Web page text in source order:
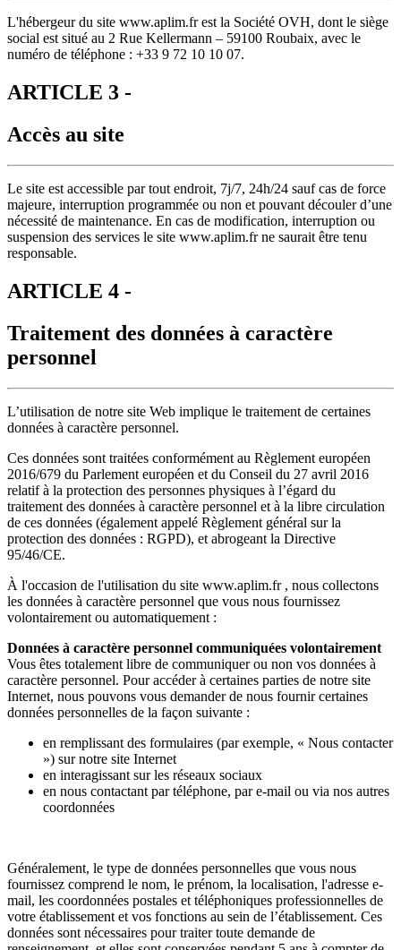
L'hébergeur du site www.aplim.fr est la Société OVH, dont le siège
social est situé au 2 Rue Kellermann – 59100 Roubaix, avec le
numéro de téléphone : +33 9 72 10 10 07.
ARTICLE 3 -
Accès au site
Le site est accessible par tout endroit, 7j/7, 24h/24 sauf cas de force
majeure, interruption programmée ou non et pouvant découler d’une
nécessité de maintenance. En cas de modification, interruption ou
suspension des services le site www.aplim.fr ne saurait être tenu
responsable.
ARTICLE 4 -
Traitement des données à caractère
personnel
L’utilisation de notre site Web implique le traitement de certaines
données à caractère personnel.
Ces données sont traitées conformément au Règlement européen
2016/679 du Parlement européen et du Conseil du 27 avril 2016
relatif à la protection des personnes physiques à l’égard du
traitement des données à caractère personnel et à la libre circulation
de ces données (également appelé Règlement général sur la
protection des données : RGPD), et abrogeant la Directive
95/46/CE.
À l'occasion de l'utilisation du site www.aplim.fr , nous collectons
les données à caractère personnel que vous nous fournissez
volontairement ou automatiquement :
Données à caractère personnel communiquées volontairement
Vous êtes totalement libre de communiquer ou non vos données à
caractère personnel. Pour accéder à certaines parties de notre site
Internet, nous pouvons vous demander de nous fournir certaines
données personnelles de la façon suivante :
en remplissant des formulaires (par exemple, « Nous contacter
») sur notre site Internet
en interagissant sur les réseaux sociaux
en nous contactant par téléphone, par e-mail ou via nos autres
coordonnées
Généralement, le type de données personnelles que vous nous
fournissez comprend le nom, le prénom, la localisation, l'adresse e-
mail, les coordonnées postales et téléphoniques professionnelles de
votre établissement et vos fonctions au sein de l’établissement. Ces
données sont nécessaires pour traiter toute demande de